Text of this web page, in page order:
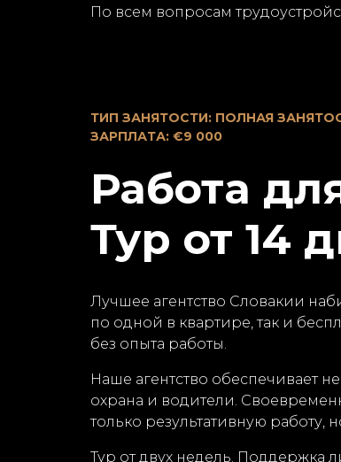
По всем вопросам
ТИП ЗАНЯТОСТИ: ПОЛНАЯ
ЗАРПЛАТА: €9 000
Работа
Тур от 14
Лучшее агентство Словакии
по одной в квартире, так и
без опыта работы.
Наше агентство обеспечивает
охрана и водители.
только результативную
Тур от двух недель. Поддержка